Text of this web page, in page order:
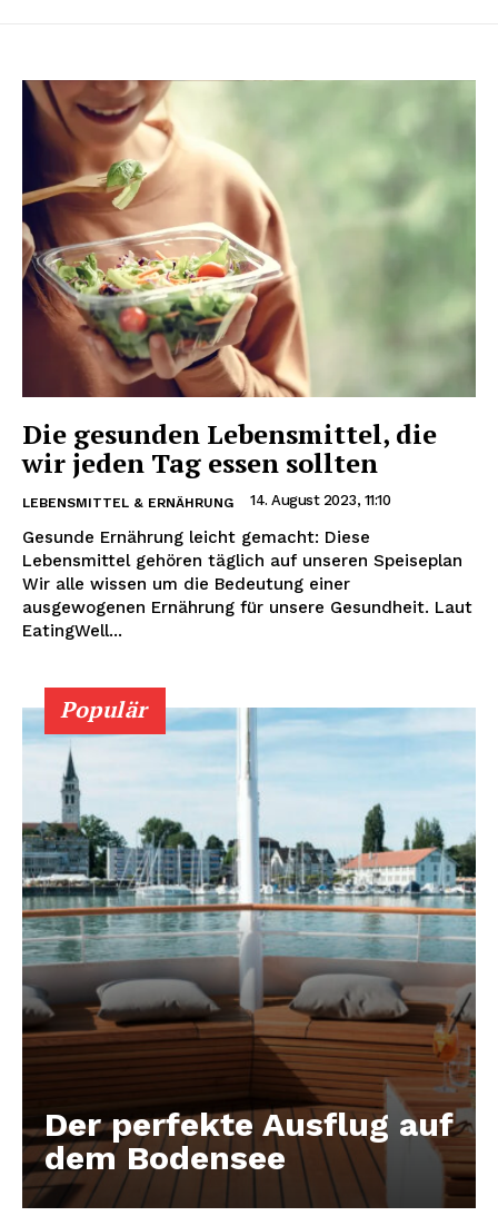
Die gesunden Lebensmittel, die
wir jeden Tag essen sollten
LEBENSMITTEL & ERNÄHRUNG 14. August 2023, 11:10
Gesunde Ernährung leicht gemacht: Diese
Lebensmittel gehören täglich auf unseren Speiseplan
Wir alle wissen um die Bedeutung einer
ausgewogenen Ernährung für unsere Gesundheit. Laut
EatingWell...
Populär
Der perfekte Ausflug auf
dem Bodensee